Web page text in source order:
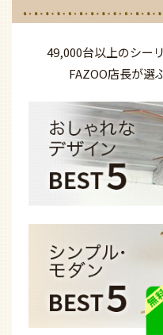
49,000台以上のシー
FAZOO店長が選